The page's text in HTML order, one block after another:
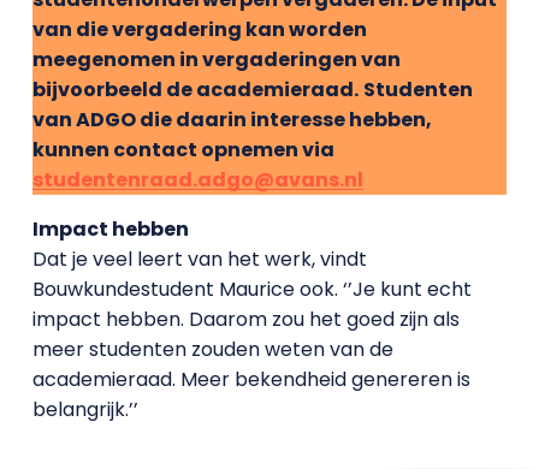
van die vergadering kan worden
meegenomen in vergaderingen van
bijvoorbeeld de academieraad. Studenten
van ADGO die daarin interesse hebben,
kunnen contact opnemen via
studentenraad.adgo@avans.nl
Impact hebben
Dat je veel leert van het werk, vindt
Bouwkundestudent Maurice ook. ‘’Je kunt echt
impact hebben. Daarom zou het goed zijn als
meer studenten zouden weten van de
academieraad. Meer bekendheid genereren is
belangrijk.’’